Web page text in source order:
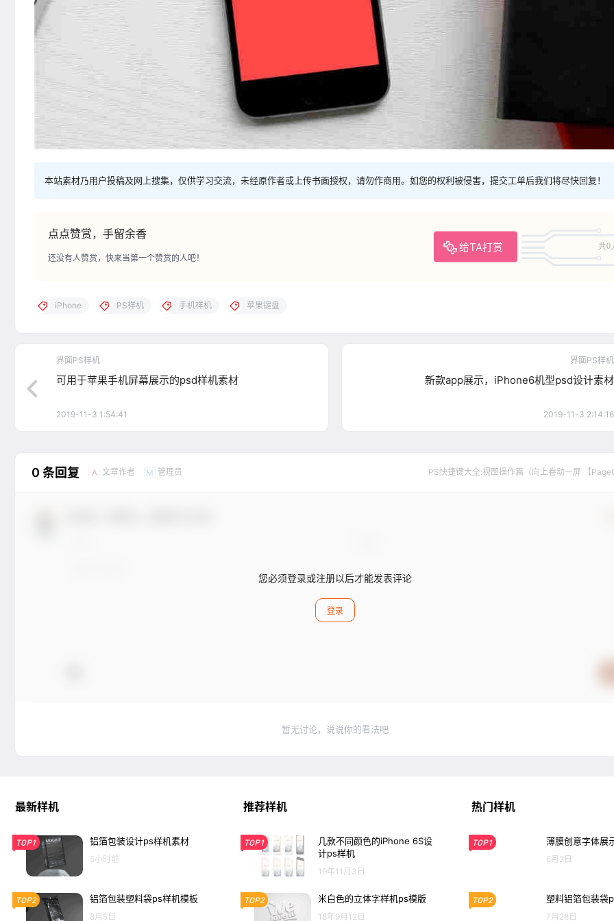
本站素材乃用户投稿及网上搜集，仅供学习交流，未经原作者或上传书面授权，请勿作商用。如您的权利被侵害，提交工单后我们将尽快回复！
点点赞赏，手留余香
给TA打赏 共0
还没有人赞赏，快来当第一个赞赏的人吧！
iPhone PS样机 手机样机 苹果键盘
界面PS样机
可用于苹果手机屏幕展示的psd样机素材
2019-11-3 1:54:41
界面PS样机
新款app展示，iPhone6机型psd设计素材
2019-11-3 2:14:16
0 条回复 A 文章作者 M 管理员 PS快捷键大全:视图操作篇（向上卷动一屏 【
您必须登录或注册以后才能发表评论
登录
暂无讨论，说说你的看法吧
最新样机
TOP1 铝箔包装设计ps样机素材
5小时前
TOP2 铝箔包装塑料袋ps样机模板
8月5日
推荐样机
TOP1
几款不同颜色的iPhone 6S设
计ps样机
19年11月3日
TOP2 米白色的立体字样机ps模版
18年9月12日
热门样机
TOP1 薄膜创意字体展
6月2日
TOP2 塑料铝箔包装袋
7月28日